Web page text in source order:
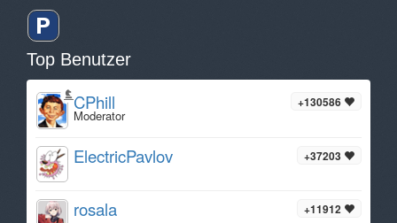
Top Benutzer
+130586
CPhill
Moderator
+37203
ElectricPavlov
+11912
rosala